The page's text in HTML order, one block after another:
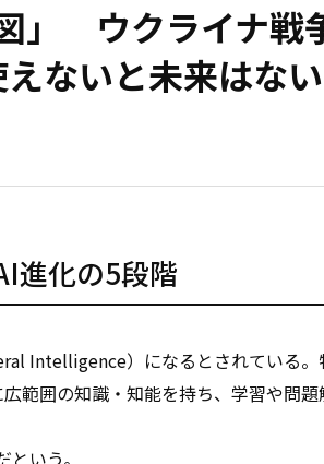
」 ウクライナ戦
ないと未来はな
進化の5段階
Intelligence）になるとされている。
範囲の知識・知能を持ち、学習や問題
いう。